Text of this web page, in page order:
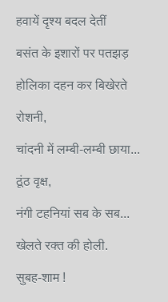
हवायें दृश्य बदल देतीं
बसंत के इशारों पर पतझड़
होलिका दहन कर बिखेरते
रोशनी,
चांदनी में लम्बी-लम्बी छाया...
ठूंठ वृक्ष,
नंगी टहनियां सब के सब...
खेलते रक्त की होली.
सुबह-शाम !